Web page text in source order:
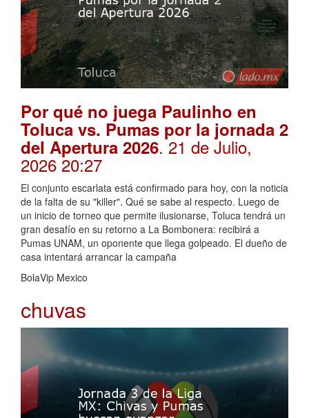
Por qué no juega Paulinho en
Toluca vs. Pumas por la jornada 2
del Apertura 2026. 21 de Julio,
2026 20:27
El conjunto escarlata está confirmado para hoy, con la noticia
de la falta de su "killer". Qué se sabe al respecto. Luego de
un inicio de torneo que permite ilusionarse, Toluca tendrá un
gran desafío en su retorno a La Bombonera: recibirá a
Pumas UNAM, un oponente que llega golpeado. El dueño de
casa intentará arrancar la campaña
BolaVip Mexico
chuvas